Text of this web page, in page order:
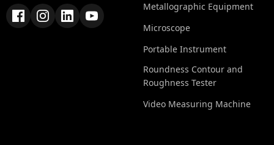
Metallographic Equipment
Microscope
Portable Instrument
Roundness Contour and
Roughness Tester
Video Measuring Machine